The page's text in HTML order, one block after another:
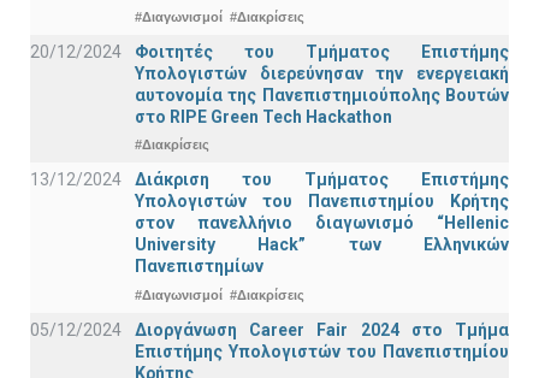
#Διαγωνισμοί #Διακρίσεις
20/12/2024
Φοιτητές του Τμήματος Επιστήμης
Υπολογιστών διερεύνησαν την ενεργειακή
αυτονομία της Πανεπιστημιούπολης Βουτών
στο RIPE Green Tech Hackathon
#Διακρίσεις
13/12/2024
Διάκριση του Τμήματος Επιστήμης
Υπολογιστών του Πανεπιστημίου Κρήτης
στον πανελλήνιο διαγωνισμό “Hellenic
University Hack” των Ελληνικών
Πανεπιστημίων
#Διαγωνισμοί #Διακρίσεις
05/12/2024
Διοργάνωση Career Fair 2024 στο Τμήμα
Επιστήμης Υπολογιστών του Πανεπιστημίου
Κρήτης